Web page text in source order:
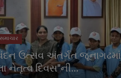
વંદન ઉત્સવ અંતર્ગત જૂનાગઢમાં
નેતૃત્વ દિવસ"ની...